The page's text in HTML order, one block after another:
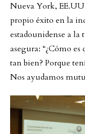
Nueva York,
propio éxito en la
estadounidense a
asegura: “¿Cómo
tan bien? Porque
Nos ayudamos